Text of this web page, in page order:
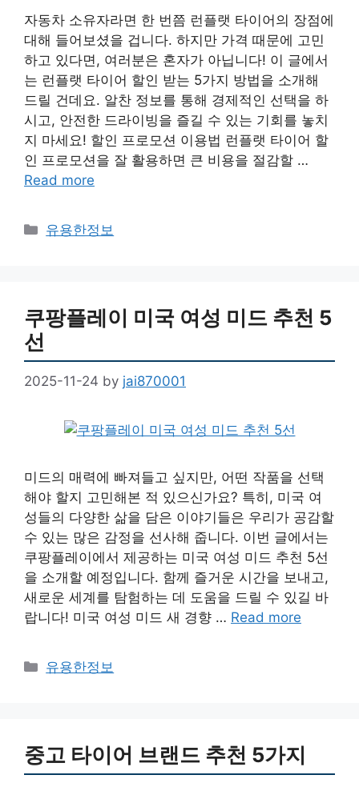
자동차 소유자라면 한 번쯤 런플랫 타이어의 장점에
대해 들어보셨을 겁니다. 하지만 가격 때문에 고민
하고 있다면, 여러분은 혼자가 아닙니다! 이 글에서
는 런플랫 타이어 할인 받는 5가지 방법을 소개해
드릴 건데요. 알찬 정보를 통해 경제적인 선택을 하
시고, 안전한 드라이빙을 즐길 수 있는 기회를 놓치
지 마세요! 할인 프로모션 이용법 런플랫 타이어 할
인 프로모션을 잘 활용하면 큰 비용을 절감할 …
Read more
Categories
유용한정보
쿠팡플레이 미국 여성 미드 추천 5
선
2025-11-24 by jai870001
미드의 매력에 빠져들고 싶지만, 어떤 작품을 선택
해야 할지 고민해본 적 있으신가요? 특히, 미국 여
성들의 다양한 삶을 담은 이야기들은 우리가 공감할
수 있는 많은 감정을 선사해 줍니다. 이번 글에서는
쿠팡플레이에서 제공하는 미국 여성 미드 추천 5선
을 소개할 예정입니다. 함께 즐거운 시간을 보내고,
새로운 세계를 탐험하는 데 도움을 드릴 수 있길 바
랍니다! 미국 여성 미드 새 경향 … Read more
Categories
유용한정보
중고 타이어 브랜드 추천 5가지